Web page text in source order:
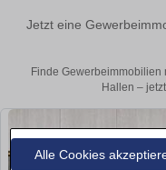
Alle Cookies
Jetzt eine
Finde
Hallen –